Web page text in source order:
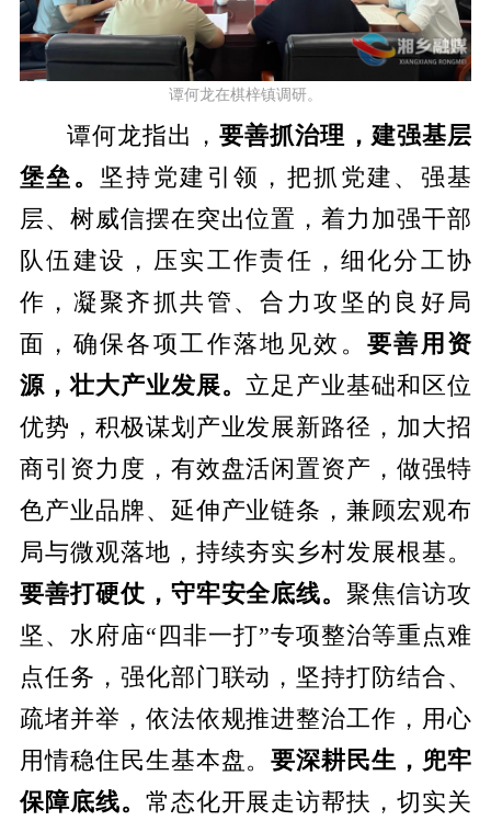
谭何龙在棋梓镇调研。
谭何龙指出， 要善抓治理，建强基层
堡垒。 坚持党建引领，把抓党建、强基
层、树威信摆在突出位置，着力加强干部
队伍建设，压实工作责任，细化分工协
作，凝聚齐抓共管、合力攻坚的良好局
面，确保各项工作落地见效。 要善用资
源，壮大产业发展。 立足产业基础和区位
优势，积极谋划产业发展新路径，加大招
商引资力度，有效盘活闲置资产，做强特
色产业品牌、延伸产业链条，兼顾宏观布
局与微观落地，持续夯实乡村发展根基。
要善打硬仗，守牢安全底线。 聚焦信访攻
坚、水府庙“四非一打”专项整治等重点难
点任务，强化部门联动，坚持打防结合、
疏堵并举，依法依规推进整治工作，用心
用情稳住民生基本盘。要深耕民生，兜牢
保障底线。 常态化开展走访帮扶，切实关